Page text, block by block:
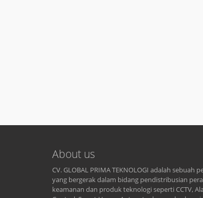
About us
CV. GLOBAL PRIMA TEKNOLOGI adalah sebuah
yang bergerak dalam bidang pendistribusian
keamanan dan produk teknologi seperti CCTV,